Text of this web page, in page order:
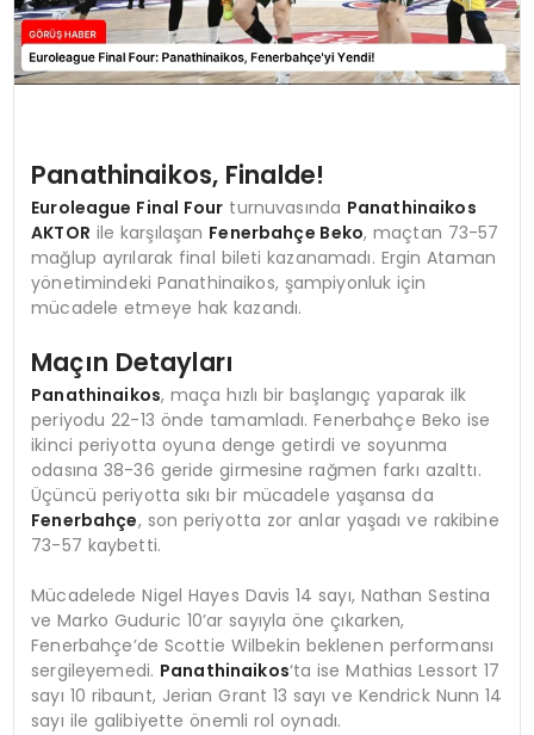
Panathinaikos, Finalde!
Euroleague Final Four turnuvasında Panathinaikos
AKTOR ile karşılaşan Fenerbahçe Beko, maçtan 73-57
mağlup ayrılarak final bileti kazanamadı. Ergin Ataman
yönetimindeki Panathinaikos, şampiyonluk için
mücadele etmeye hak kazandı.
Maçın Detayları
Panathinaikos, maça hızlı bir başlangıç yaparak ilk
periyodu 22-13 önde tamamladı. Fenerbahçe Beko ise
ikinci periyotta oyuna denge getirdi ve soyunma
odasına 38-36 geride girmesine rağmen farkı azalttı.
Üçüncü periyotta sıkı bir mücadele yaşansa da
Fenerbahçe, son periyotta zor anlar yaşadı ve rakibine
73-57 kaybetti.
Mücadelede Nigel Hayes Davis 14 sayı, Nathan Sestina
ve Marko Guduric 10’ar sayıyla öne çıkarken,
Fenerbahçe’de Scottie Wilbekin beklenen performansı
sergileyemedi. Panathinaikos‘ta ise Mathias Lessort 17
sayı 10 ribaunt, Jerian Grant 13 sayı ve Kendrick Nunn 14
sayı ile galibiyette önemli rol oynadı.